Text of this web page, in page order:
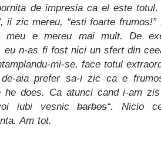
de impresia ca el este
ii zic mereu, “esti foarte
meu e mereu mai mult. De
eu n-as fi fost nici un sfert din
mi-se, face totul
aia prefer sa-i zic ca e
he does. Ca atunci cand i-am
iubi vesnicbarbos“. Nicio
Am tot.